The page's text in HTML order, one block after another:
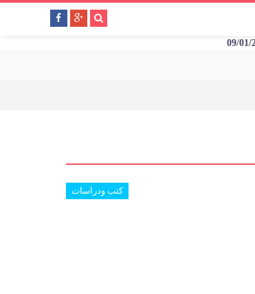
كتب ودراسات